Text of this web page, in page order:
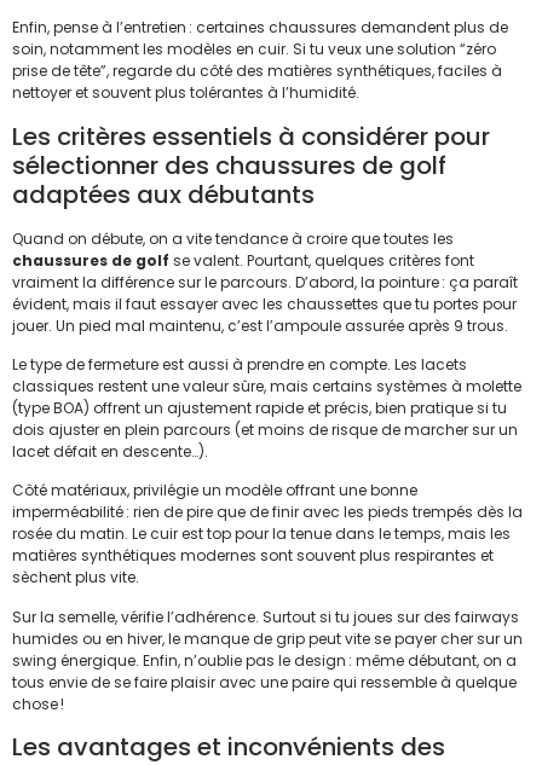
Enfin, pense à l’entretien : certaines chaussures demandent plus de
soin, notamment les modèles en cuir. Si tu veux une solution “zéro
prise de tête”, regarde du côté des matières synthétiques, faciles à
nettoyer et souvent plus tolérantes à l’humidité.
Les critères essentiels à considérer pour
sélectionner des chaussures de golf
adaptées aux débutants
Quand on débute, on a vite tendance à croire que toutes les
chaussures de golf se valent. Pourtant, quelques critères font
vraiment la différence sur le parcours. D’abord, la pointure : ça paraît
évident, mais il faut essayer avec les chaussettes que tu portes pour
jouer. Un pied mal maintenu, c’est l’ampoule assurée après 9 trous.
Le type de fermeture est aussi à prendre en compte. Les lacets
classiques restent une valeur sûre, mais certains systèmes à molette
(type BOA) offrent un ajustement rapide et précis, bien pratique si tu
dois ajuster en plein parcours (et moins de risque de marcher sur un
lacet défait en descente…).
Côté matériaux, privilégie un modèle offrant une bonne
imperméabilité : rien de pire que de finir avec les pieds trempés dès la
rosée du matin. Le cuir est top pour la tenue dans le temps, mais les
matières synthétiques modernes sont souvent plus respirantes et
sèchent plus vite.
Sur la semelle, vérifie l’adhérence. Surtout si tu joues sur des fairways
humides ou en hiver, le manque de grip peut vite se payer cher sur un
swing énergique. Enfin, n’oublie pas le design : même débutant, on a
tous envie de se faire plaisir avec une paire qui ressemble à quelque
chose !
Les avantages et inconvénients des